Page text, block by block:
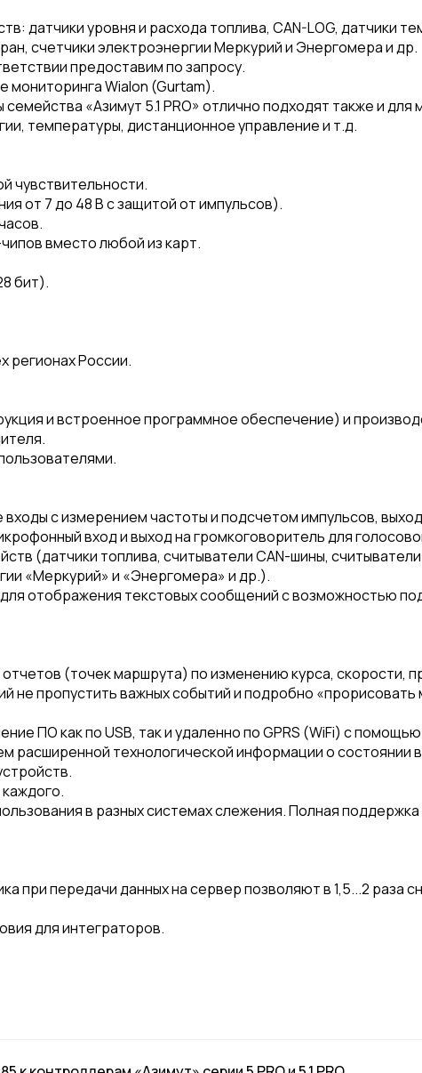
датчики уровня и расхода топлива, CAN-LOG, датчики
счетчики электроэнергии Меркурий и Энергомера и др.
предоставим по запросу.
мониторинга Wialon (Gurtam).
«Азимут 5.1 PRO» отлично подходят также и для
температуры, дистанционное управление и т.д.
чувствительности.
от 7 до 48 В с защитой от импульсов).
вместо любой из карт.
бит).
регионах России.
и встроенное программное обеспечение) и
с измерением частоты и подсчетом импульсов,
вход и выход на громкоговоритель для
(датчики топлива, считыватели CAN-шины,
«Меркурий» и «Энергомера» и др.).
отображения текстовых сообщений с возможностью
(точек маршрута) по изменению курса, скорости,
не пропустить важных событий и подробно «прорисовать
ПО как по USB, так и удаленно по GPRS (WiFi) с
технологической информации о состоянии
в разных системах слежения. Полная
передачи данных на сервер позволяют в 1,5...2 раза
для интеграторов.